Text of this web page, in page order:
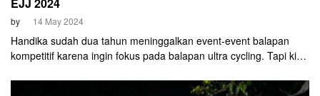
EJJ 2024
by 14 May 2024
Handika sudah dua tahun meninggalkan event-event balapan
kompetitif karena ingin fokus pada balapan ultra cycling. Tapi kini
Antangin Bromo KOM X 2024 pun dipilih cyclist 43 tahun ini untuk